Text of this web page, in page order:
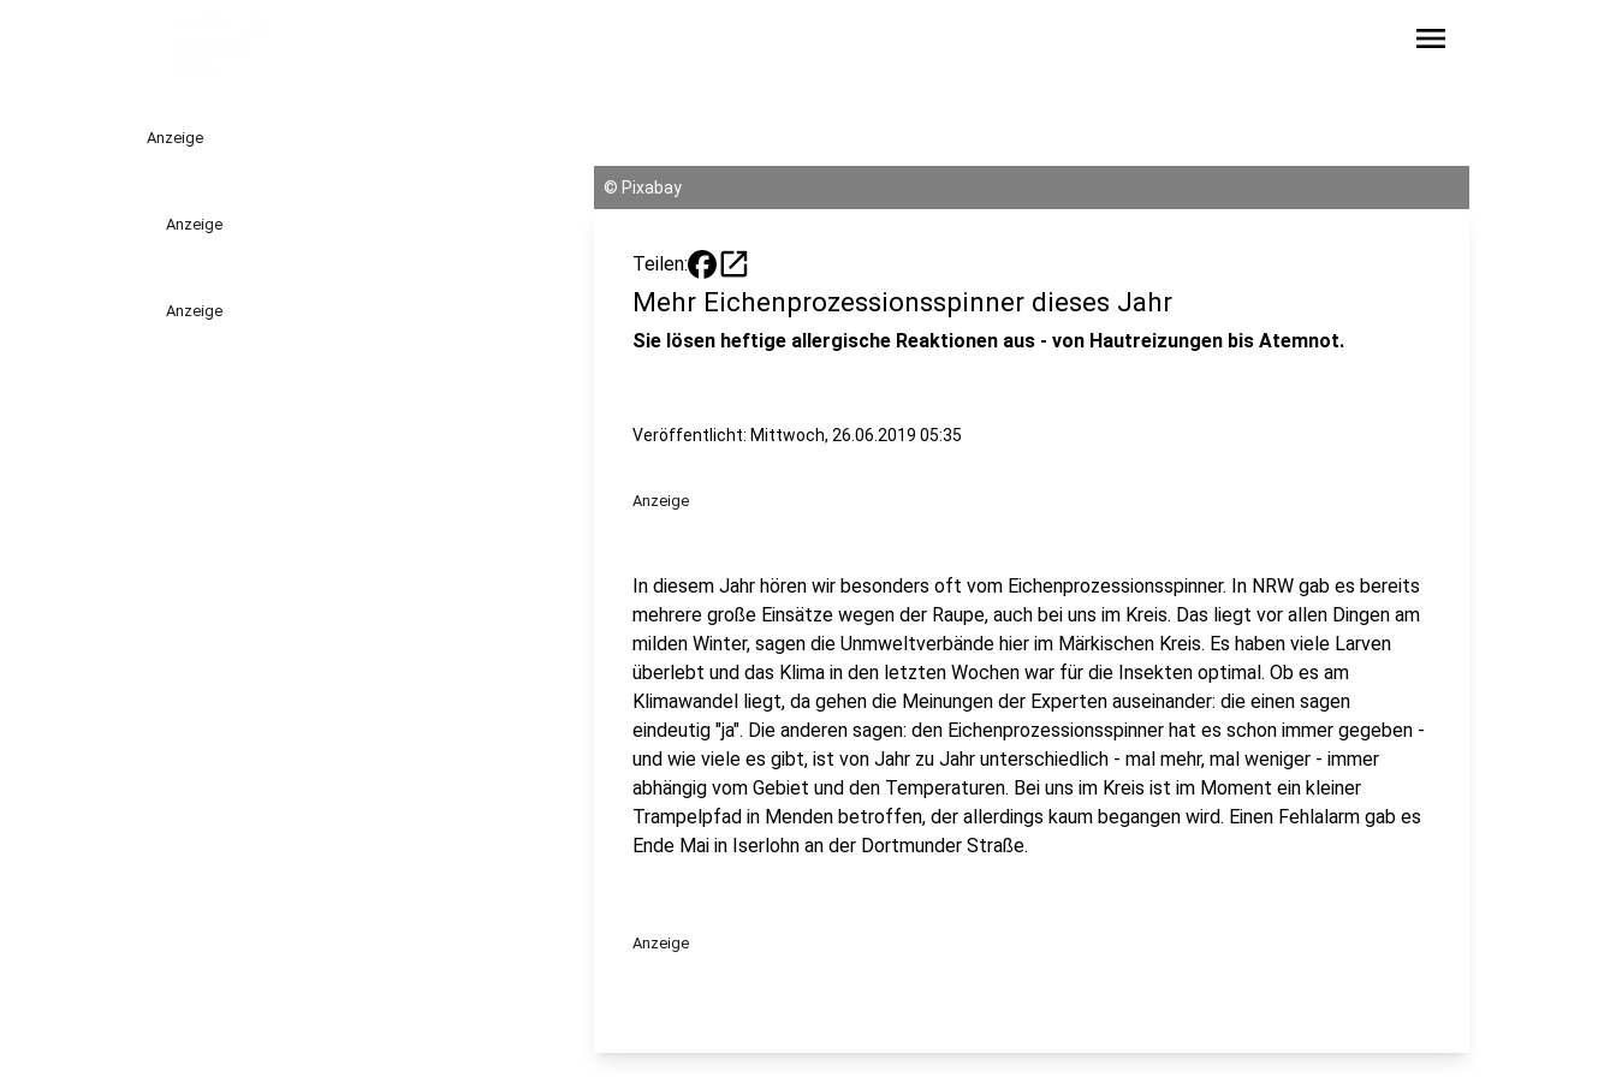
menu
Anzeige
Anzeige
Anzeige
© Pixabay
Teilen: open_in_new
Mehr Eichenprozessionsspinner dieses Jahr
Sie lösen heftige allergische Reaktionen aus - von Hautreizungen bis Atemnot.
Veröffentlicht: Mittwoch, 26.06.2019 05:35
Anzeige
In diesem Jahr hören wir besonders oft vom Eichenprozessionsspinner. In NRW gab es bereits
mehrere große Einsätze wegen der Raupe, auch bei uns im Kreis. Das liegt vor allen Dingen am
milden Winter, sagen die Unmweltverbände hier im Märkischen Kreis. Es haben viele Larven
überlebt und das Klima in den letzten Wochen war für die Insekten optimal. Ob es am
Klimawandel liegt, da gehen die Meinungen der Experten auseinander: die einen sagen
eindeutig "ja". Die anderen sagen: den Eichenprozessionsspinner hat es schon immer gegeben -
und wie viele es gibt, ist von Jahr zu Jahr unterschiedlich - mal mehr, mal weniger - immer
abhängig vom Gebiet und den Temperaturen. Bei uns im Kreis ist im Moment ein kleiner
Trampelpfad in Menden betroffen, der allerdings kaum begangen wird. Einen Fehlalarm gab es
Ende Mai in Iserlohn an der Dortmunder Straße.
Anzeige